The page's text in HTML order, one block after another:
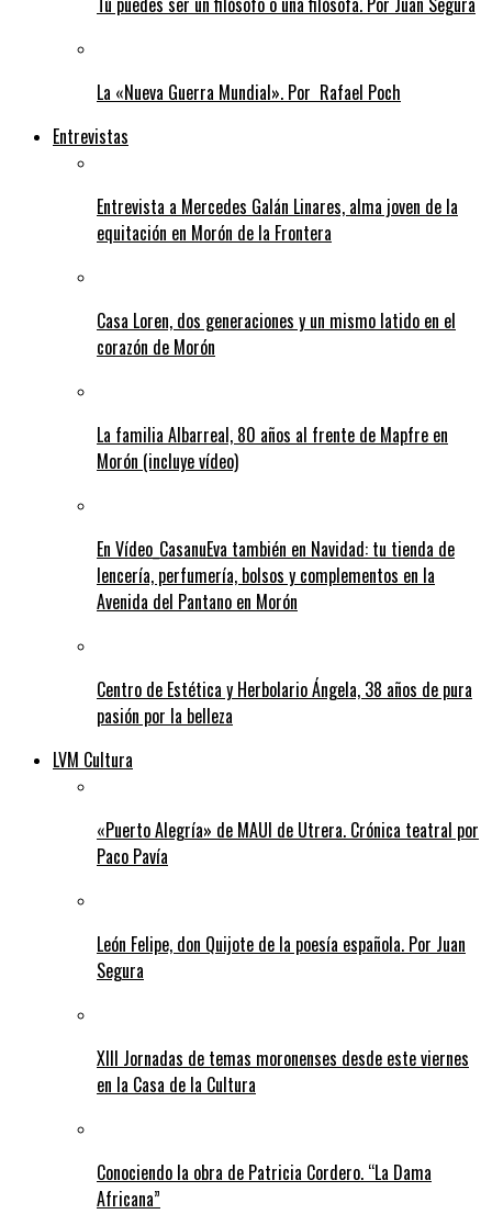
La «Nueva Guerra Mundial». Por Rafael Poch
Entrevistas
Entrevista a Mercedes Galán Linares, alma joven de la
equitación en Morón de la Frontera
Casa Loren, dos generaciones y un mismo latido en el
corazón de Morón
La familia Albarreal, 80 años al frente de Mapfre en
Morón (incluye vídeo)
En Vídeo_CasanuEva también en Navidad: tu tienda de
lencería, perfumería, bolsos y complementos en la
Avenida del Pantano en Morón
Centro de Estética y Herbolario Ángela, 38 años de pura
pasión por la belleza
LVM Cultura
«Puerto Alegría» de MAUI de Utrera. Crónica teatral por
Paco Pavía
León Felipe, don Quijote de la poesía española. Por Juan
Segura
XIII Jornadas de temas moronenses desde este viernes
en la Casa de la Cultura
Conociendo la obra de Patricia Cordero. “La Dama
Africana”